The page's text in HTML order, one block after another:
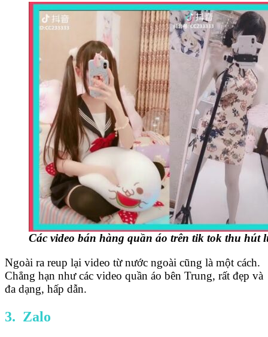
Các video bán hàng quần áo trên tik tok thu hút
Ngoài ra reup lại video từ nước ngoài cũng là một cách.
Chẳng hạn như các video quần áo bên Trung, rất đẹp và
đa dạng, hấp dẫn.
3. Zalo